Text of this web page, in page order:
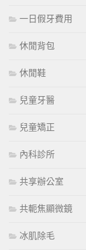
一日假牙費用
休閒背包
休閒鞋
兒童牙醫
兒童矯正
內科診所
共享辦公室
共軛焦顯微鏡
冰肌除毛